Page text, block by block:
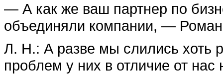
— А как же ваш партнер по
объединяли компании, —
Л. Н.: А разве мы слились хоть
проблем у них в отличие от нас